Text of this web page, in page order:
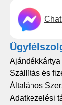
Ajándékkártya
Szállítás és
Általános
Adatkezelési